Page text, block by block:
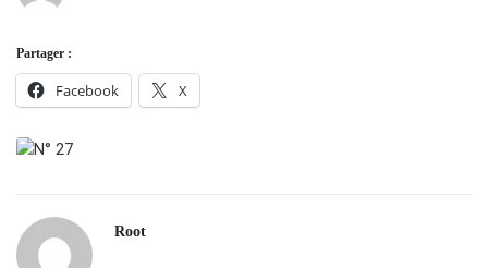
Partager :
Facebook X
Root